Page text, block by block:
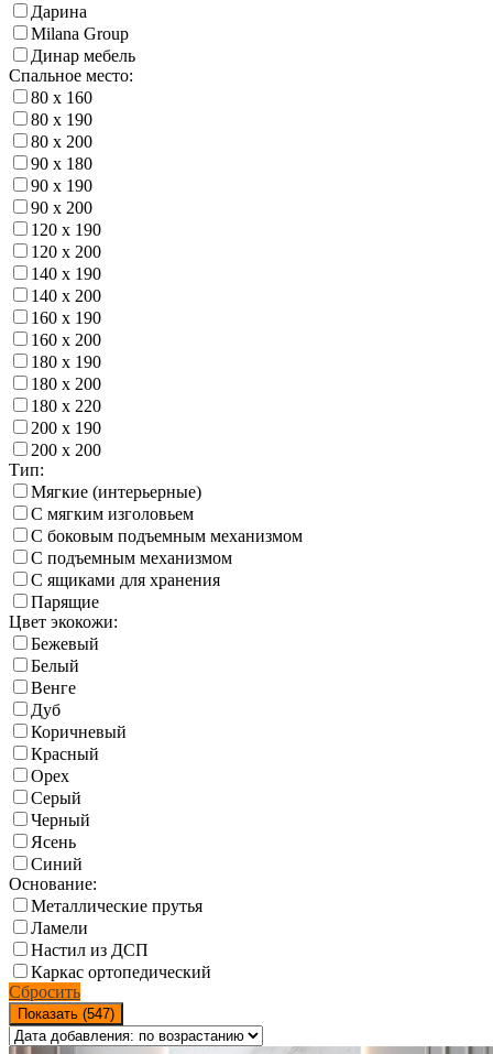
Дарина
Milana Group
Динар мебель
Спальное место:
80 х 160
80 х 190
80 х 200
90 х 180
90 х 190
90 х 200
120 х 190
120 х 200
140 х 190
140 х 200
160 х 190
160 х 200
180 х 190
180 х 200
180 х 220
200 х 190
200 х 200
Тип:
Мягкие (интерьерные)
С мягким изголовьем
С боковым подъемным механизмом
С подъемным механизмом
С ящиками для хранения
Парящие
Цвет экокожи:
Бежевый
Белый
Венге
Дуб
Коричневый
Красный
Орех
Серый
Черный
Ясень
Синий
Основание:
Металлические прутья
Ламели
Настил из ДСП
Каркас ортопедический
Сбросить
Показать (547)